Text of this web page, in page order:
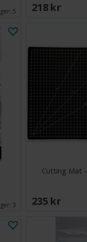
5 218 SEK
3
Cutting Mat
235 SEK